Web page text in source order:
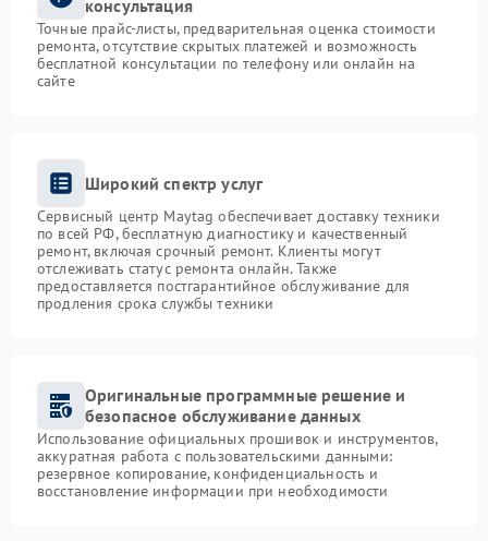
консультация
Точные прайс-листы, предварительная оценка стоимости
ремонта, отсутствие скрытых платежей и возможность
бесплатной консультации по телефону или онлайн на
сайте
Широкий спектр услуг
Сервисный центр Maytag обеспечивает доставку техники
по всей РФ, бесплатную диагностику и качественный
ремонт, включая срочный ремонт. Клиенты могут
отслеживать статус ремонта онлайн. Также
предоставляется постгарантийное обслуживание для
продления срока службы техники
Оригинальные программные решение и
безопасное обслуживание данных
Использование официальных прошивок и инструментов,
аккуратная работа с пользовательскими данными:
резервное копирование, конфиденциальность и
восстановление информации при необходимости